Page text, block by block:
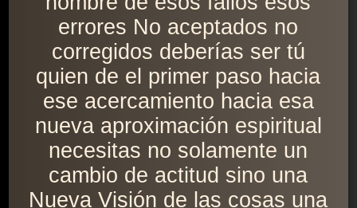
errores No aceptados no
corregidos deberías ser tú
quien de el primer paso hacia
ese acercamiento hacia esa
nueva aproximación espiritual
necesitas no solamente un
cambio de actitud sino una
Nueva Visión de las cosas una